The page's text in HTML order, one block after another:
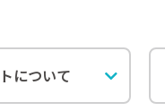
について